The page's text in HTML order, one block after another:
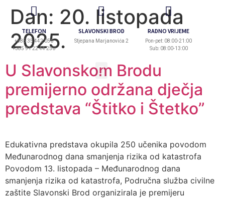
TELEFON
+385 35 442 056
+385 91 22 44 250
SLAVONSKI BROD
Stjepana Marjanovića 2
RADNO VRIJEME
Pon-pet: 08:00-21:00
Sub: 08:00-13:00
Dan: 20. listopada
2025.
U Slavonskom Brodu
premijerno održana dječja
predstava “Štitko i Štetko”
Edukativna predstava okupila 250 učenika povodom
Međunarodnog dana smanjenja rizika od katastrofa
Povodom 13. listopada – Međunarodnog dana
smanjenja rizika od katastrofa, Područna služba civilne
zaštite Slavonski Brod organizirala je premijeru